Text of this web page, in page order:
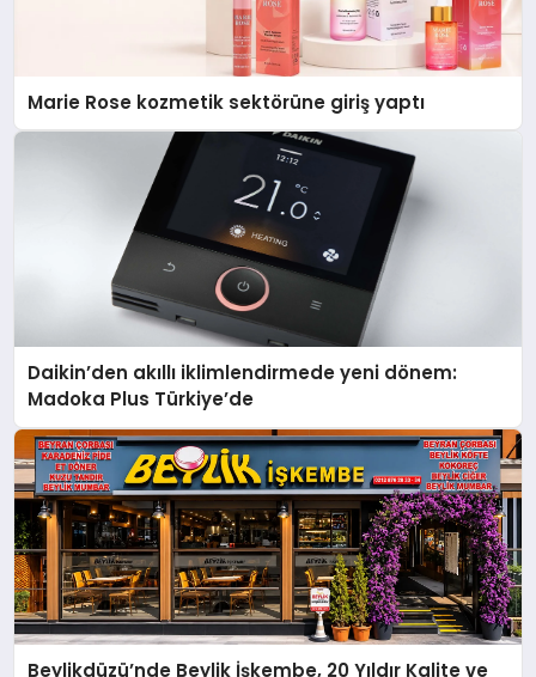
Marie Rose kozmetik sektörüne giriş yaptı
Daikin’den akıllı iklimlendirmede yeni dönem:
Madoka Plus Türkiye’de
Beylikdüzü’nde Beylik İşkembe, 20 Yıldır Kalite ve